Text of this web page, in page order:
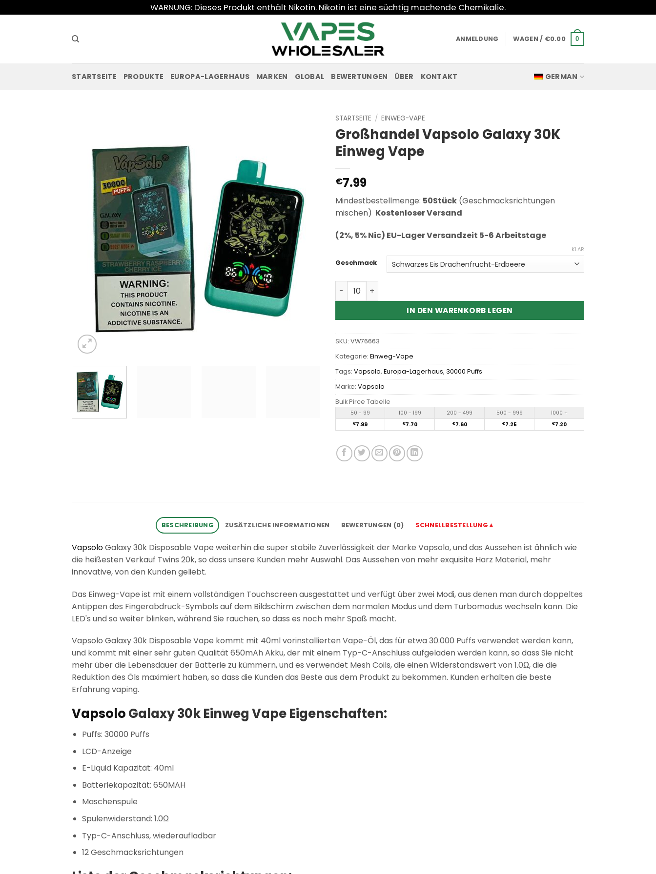
Inhalt
WARNUNG: Dieses Produkt enthält Nikotin. Nikotin ist eine süchtig machende Chemikalie.
ANMELDUNG WAGEN / €0.00 0
STARTSEITE PRODUKTE EUROPA-LAGERHAUS MARKEN GLOBAL BEWERTUNGEN ÜBER KONTAKT GERMAN
STARTSEITE / EINWEG-VAPE
Großhandel Vapsolo Galaxy 30K
Einweg Vape
€7.99
Mindestbestellmenge: 50Stück (Geschmacksrichtungen
mischen) Kostenloser Versand
(2%, 5% Nic) EU-Lager Versandzeit 5-6 Arbeitstage
Geschmack
KLAR
Wholesale Vapsolo Galaxy 30K Disposable Vape Menge
IN DEN WARENKORB LEGEN
SKU: VW76663
Kategorie: Einweg-Vape
Tags: Vapsolo, Europa-Lagerhaus, 30000 Puffs
Marke: Vapsolo
Bulk Pirce Tabelle
50 - 99 100 - 199 200 - 499 500 - 999 1000 +
€7.99 €7.70 €7.60 €7.25 €7.20
BESCHREIBUNG ZUSÄTZLICHE INFORMATIONEN BEWERTUNGEN (0) SCHNELLBESTELLUNG▲
VapsoloGalaxy 30k Disposable Vape weiterhin die super stabile Zuverlässigkeit der Marke Vapsolo, und das Aussehen ist ähnlich wie
die heißesten Verkauf Twins 20k, so dass unsere Kunden mehr Auswahl. Das Aussehen von mehr exquisite Harz Material, mehr
innovative, von den Kunden geliebt.
Das Einweg-Vape ist mit einem vollständigen Touchscreen ausgestattet und verfügt über zwei Modi, aus denen man durch doppeltes
Antippen des Fingerabdruck-Symbols auf dem Bildschirm zwischen dem normalen Modus und dem Turbomodus wechseln kann. Die
LED's und so weiter blinken, während Sie rauchen, so dass es noch mehr Spaß macht.
Vapsolo Galaxy 30k Disposable Vape kommt mit 40ml vorinstallierten Vape-Öl, das für etwa 30.000 Puffs verwendet werden kann,
und kommt mit einer sehr guten Qualität 650mAh Akku, der mit einem Typ-C-Anschluss aufgeladen werden kann, so dass Sie nicht
mehr über die Lebensdauer der Batterie zu kümmern, und es verwendet Mesh Coils, die einen Widerstandswert von 1.0Ω, die die
Reduktion des Öls maximiert haben, so dass die Kunden das Beste aus dem Produkt zu bekommen. Kunden erhalten die beste
Erfahrung vaping.
VapsoloGalaxy 30k Einweg Vape Eigenschaften:
Puffs: 30000 Puffs
LCD-Anzeige
E-Liquid Kapazität: 40ml
Batteriekapazität: 650MAH
Maschenspule
Spulenwiderstand: 1.0Ω
Typ-C-Anschluss, wiederaufladbar
12 Geschmacksrichtungen